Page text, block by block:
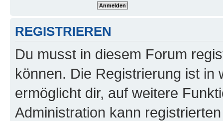
REGISTRIEREN
Du musst in diesem Forum
können. Die Registrierung ist in
ermöglicht dir, auf weitere
Administration kann